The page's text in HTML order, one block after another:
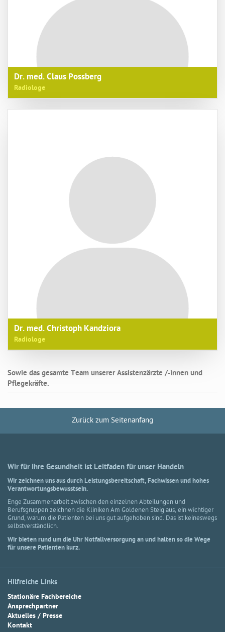
Dr. med. Claus Possberg
Radiologe
Dr. med. Christoph Kandziora
Radiologe
Sowie das gesamte Team unserer Assistenzärzte /-innen und
Pflegekräfte.
Zurück zum Seitenanfang
Wir für Ihre Gesundheit ist Leitfaden für unser Handeln
Wir zeichnen uns aus durch Leistungsbereitschaft, Fachwissen und hohes
Verantwortungsbewusstsein.
Enge Zusammenarbeit zwischen den einzelnen Abteilungen und
Berufsgruppen zeichnen die Kliniken Am Goldenen Steig aus, ein wichtiger
Grund, warum die Patienten bei uns gut aufgehoben sind. Das ist keineswegs
selbstverständlich.
Wir bieten rund um die Uhr Notfallversorgung an und halten so die Wege
für unsere Patienten kurz.
Hilfreiche Links
Stationäre Fachbereiche
Ansprechpartner
Aktuelles / Presse
Kontakt